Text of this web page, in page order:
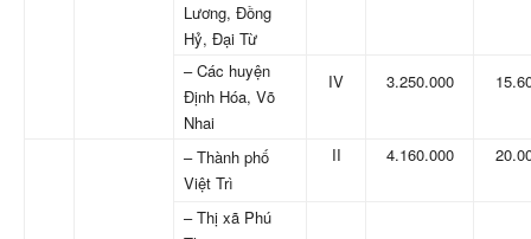
Lương, Đồng
Hỷ, Đại Từ
– Các huyện
Định Hóa, Võ
Nhai
IV 3.250.000
– Thành phố
Việt Trì
II 4.160.000
– Thị xã Phú